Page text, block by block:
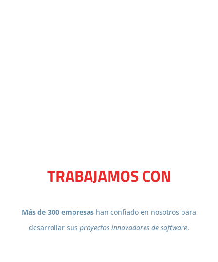
TRABAJAMOS CON
Más de 300 empresas han confiado en nosotros para
desarrollar sus proyectos innovadores de software.